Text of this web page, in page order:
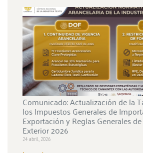
Comunicado: Actualización de la
los Impuestos Generales de
Exportación y Reglas Generales
Exterior 2026
24 abril, 2026